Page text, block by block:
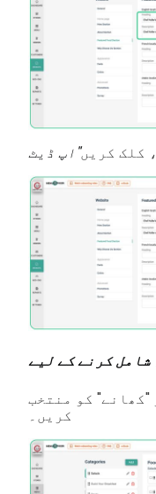
کلک کریں
"کھانے" کو منتخب
کریں۔